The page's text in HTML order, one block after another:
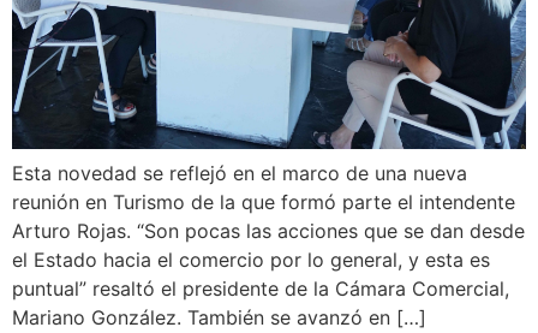
Esta novedad se reflejó en el marco de una nueva
reunión en Turismo de la que formó parte el intendente
Arturo Rojas. “Son pocas las acciones que se dan desde
el Estado hacia el comercio por lo general, y esta es
puntual” resaltó el presidente de la Cámara Comercial,
Mariano González. También se avanzó en […]